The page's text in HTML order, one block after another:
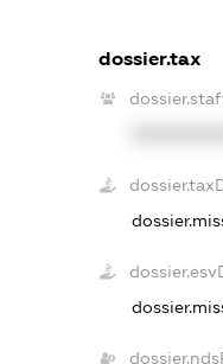
dossier.tax